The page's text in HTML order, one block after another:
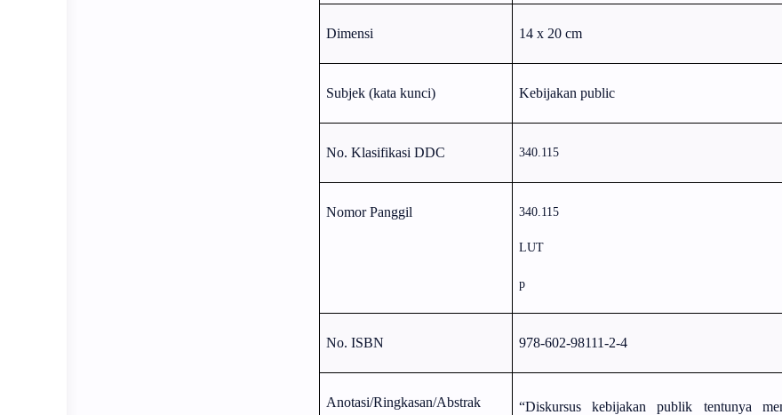
Dimensi 14 x 20 cm
Subjek (kata kunci) Kebijakan public
No. Klasifikasi DDC 340.115
Nomor Panggil 340.115
LUT
p
No. ISBN 978-602-98111-2-4
Anotasi/Ringkasan/Abstrak
“Diskursus kebijakan publik tentunya